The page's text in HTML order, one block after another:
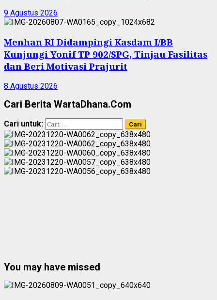
9 Agustus 2026
Menhan RI Didampingi Kasdam I/BB
Kunjungi Yonif TP 902/SPG, Tinjau Fasilitas
dan Beri Motivasi Prajurit
8 Agustus 2026
Cari Berita WartaDhana.Com
Cari untuk:
You may have missed